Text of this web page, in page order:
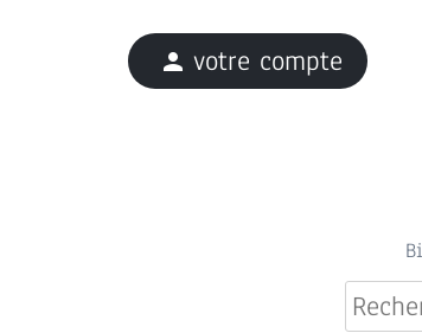
person votre compte